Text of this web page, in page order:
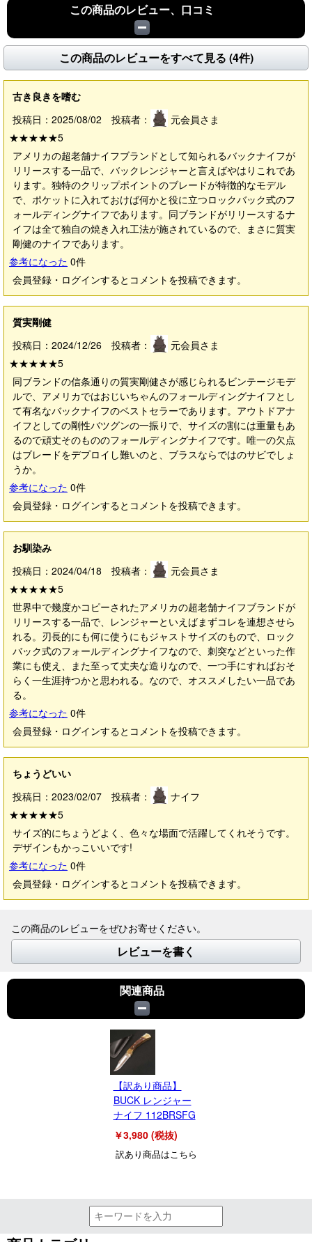
この商品のレビュー、口コミ
この商品のレビューをすべて見る (4件)
古き良きを嗜む
投稿日：2025/08/02 投稿者：
元会員さま
★★★★★5
アメリカの超老舗ナイフブランドとして知られるバックナイフが
リリースする一品で、バックレンジャーと言えばやはりこれであ
ります。独特のクリップポイントのブレードが特徴的なモデル
で、ポケットに入れておけば何かと役に立つロックバック式のフ
ォールディングナイフであります。同ブランドがリリースするナ
イフは全て独自の焼き入れ工法が施されているので、まさに質実
剛健のナイフであります。
参考になった 0件
会員登録・ログインするとコメントを投稿できます。
質実剛健
投稿日：2024/12/26 投稿者：
元会員さま
★★★★★5
同ブランドの信条通りの質実剛健さが感じられるビンテージモデ
ルで、アメリカではおじいちゃんのフォールディングナイフとし
て有名なバックナイフのベストセラーであります。アウトドアナ
イフとしての剛性バツグンの一振りで、サイズの割には重量もあ
るので頑丈そのもののフォールディングナイフです。唯一の欠点
はブレードをデプロイし難いのと、ブラスならではのサビでしょ
うか。
参考になった 0件
会員登録・ログインするとコメントを投稿できます。
お馴染み
投稿日：2024/04/18 投稿者：
元会員さま
★★★★★5
世界中で幾度かコピーされたアメリカの超老舗ナイフブランドが
リリースする一品で、レンジャーといえばまずコレを連想させら
れる。刃長的にも何に使うにもジャストサイズのもので、ロック
バック式のフォールディングナイフなので、刺突などといった作
業にも使え、また至って丈夫な造りなので、一つ手にすればおそ
らく一生涯持つかと思われる。なので、オススメしたい一品であ
る。
参考になった 0件
会員登録・ログインするとコメントを投稿できます。
ちょうどいい
投稿日：2023/02/07 投稿者：
ナイフ
★★★★★5
サイズ的にちょうどよく、色々な場面で活躍してくれそうです。
デザインもかっこいいです!
参考になった 0件
会員登録・ログインするとコメントを投稿できます。
この商品のレビューをぜひお寄せください。
レビューを書く
関連商品
【訳あり商品】
BUCK レンジャー
ナイフ 112BRSFG
￥3,980 (税抜)
訳あり商品はこちら